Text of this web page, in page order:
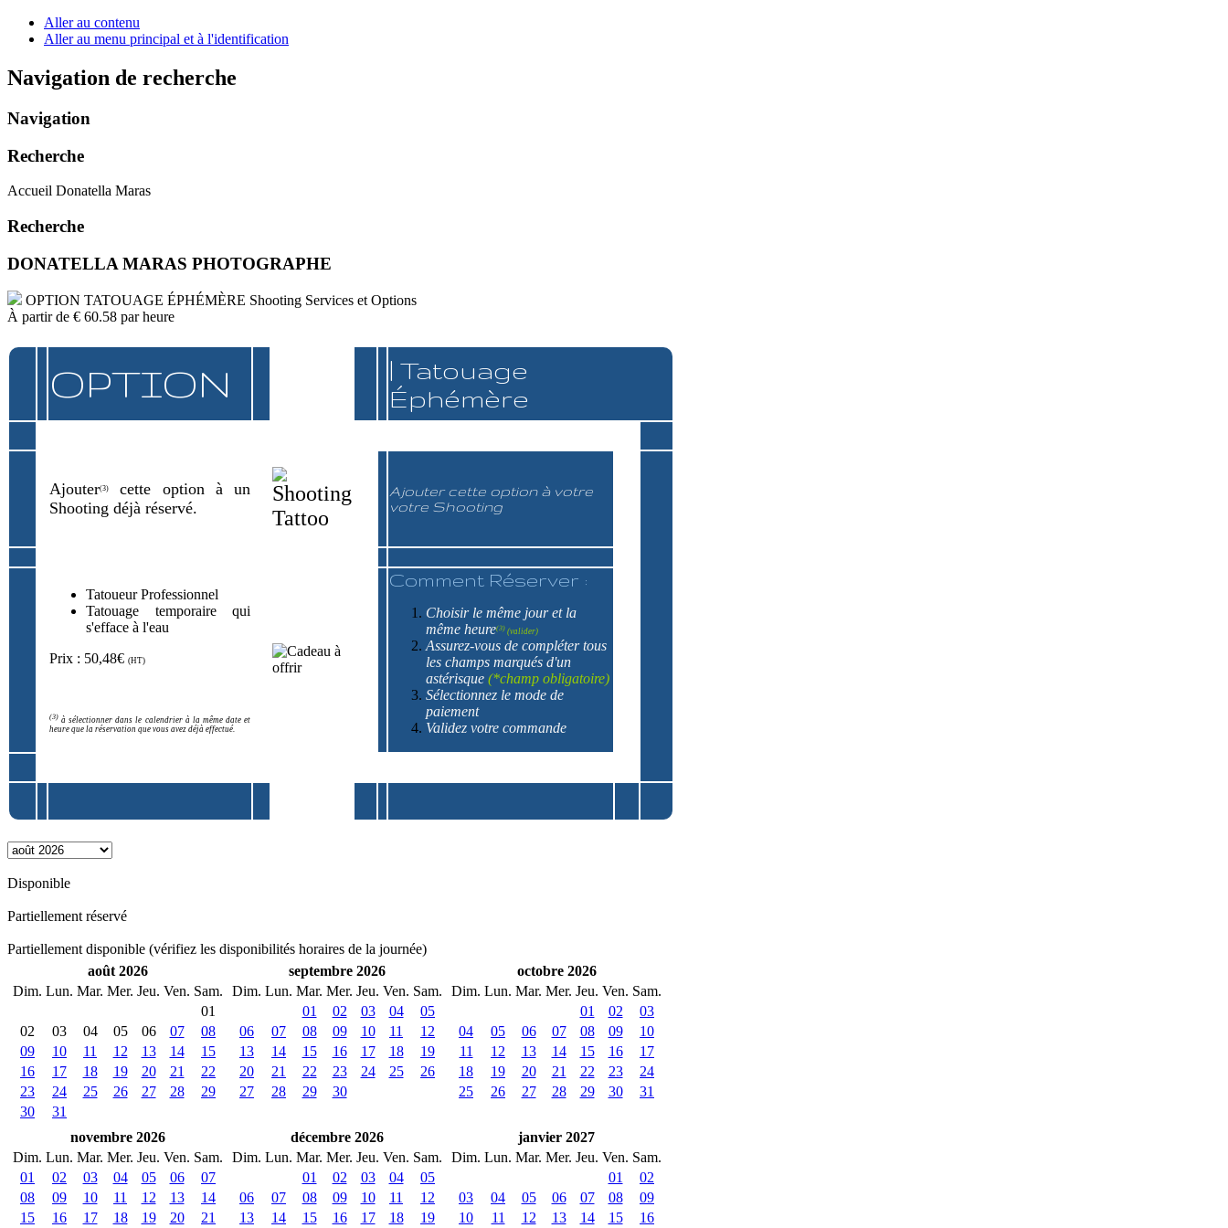
Aller au contenu
Aller au menu principal et à l'identification
Navigation de recherche
Navigation
Recherche
Accueil Donatella Maras
Recherche
DONATELLA MARAS PHOTOGRAPHE
OPTION TATOUAGE ÉPHÉMÈRE Shooting Services et Options
À partir de € 60.58 par heure
OPTION
| Tatouage
Éphémère
Ajouter(3)
cette option à un
Shooting déjà réservé.
Ajouter cette option à votre
votre Shooting
Tatoueur Professionnel
Tatouage temporaire qui
s'efface à l'eau
Prix : 50,48€ (HT)
(3) à sélectionner dans le calendrier à la même date et
heure que la réservation que vous avez déjà effectué.
Comment Réserver :
Choisir le même jour et la
même heure(3) (valider)
Assurez-vous de compléter tous
les champs marqués d'un
astérisque (*champ obligatoire)
Sélectionnez le mode de
paiement
Validez votre commande
Disponible
Partiellement réservé
Partiellement disponible (vérifiez les disponibilités horaires de la journée)
août 2026
Dim. Lun. Mar. Mer. Jeu. Ven. Sam.
01
02
03 04 05 06 07
08
09
10 11 12 13 14
15
16
17 18 19 20 21
22
23
24 25 26 27 28
29
30
31
septembre 2026
Dim. Lun. Mar. Mer. Jeu. Ven. Sam.
01
02 03 04
05
06
07 08 09 10 11
12
13
14 15 16 17 18
19
20
21 22 23 24 25
26
27
28 29 30
octobre 2026
Dim. Lun. Mar. Mer. Jeu. Ven. Sam.
01
02
03
04
05 06 07 08 09
10
11
12 13 14 15 16
17
18
19 20 21 22 23
24
25
26 27 28 29 30 31
novembre 2026
Dim. Lun. Mar. Mer. Jeu. Ven. Sam.
01
02 03 04 05 06
07
08
09 10 11 12 13
14
15
16 17 18 19 20 21
décembre 2026
Dim. Lun. Mar. Mer. Jeu. Ven. Sam.
01
02 03 04
05
06
07 08 09 10 11
12
13
14 15 16 17 18 19
janvier 2027
Dim. Lun. Mar. Mer. Jeu. Ven. Sam.
01
02
03
04 05 06 07 08
09
10
11 12 13 14 15 16